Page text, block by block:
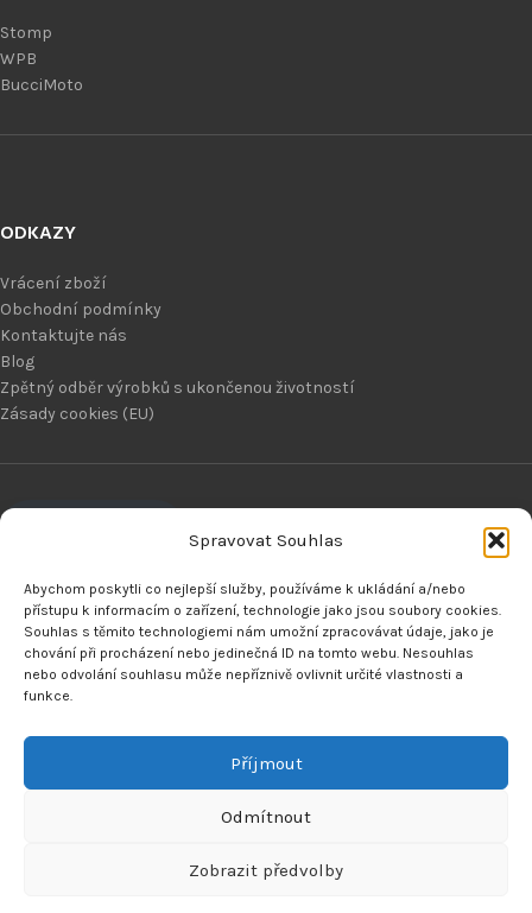
Spravovat Souhlas
Abychom poskytli co nejlepší služby, používáme k ukládání a/nebo
přístupu k informacím o zařízení, technologie jako jsou soubory cookies.
Souhlas s těmito technologiemi nám umožní zpracovávat údaje, jako je
chování při procházení nebo jedinečná ID na tomto webu. Nesouhlas
nebo odvolání souhlasu může nepříznivě ovlivnit určité vlastnosti a
funkce.
Příjmout
Odmítnout
Zobrazit předvolby
Stomp
WPB
BucciMoto
ODKAZY
Vrácení zboží
Obchodní podmínky
Kontaktujte nás
Blog
Zpětný odběr výrobků s ukončenou životností
Zásady cookies (EU)
MENU
Náhradní díly pitbike
Náhradní díly pitbike motorů
O nás
Today